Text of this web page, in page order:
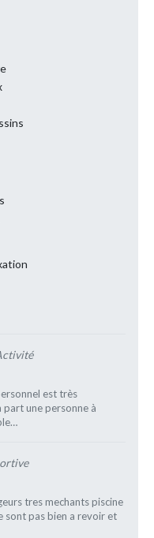
est très
part une personne à
tres mechants piscine
sont pas bien a revoir et